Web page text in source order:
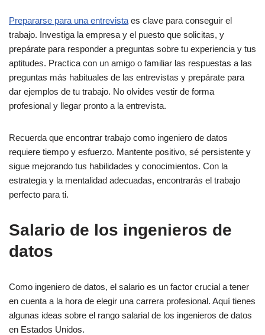
Prepararse para una entrevista es clave para conseguir el
trabajo. Investiga la empresa y el puesto que solicitas, y
prepárate para responder a preguntas sobre tu experiencia y tus
aptitudes. Practica con un amigo o familiar las respuestas a las
preguntas más habituales de las entrevistas y prepárate para
dar ejemplos de tu trabajo. No olvides vestir de forma
profesional y llegar pronto a la entrevista.
Recuerda que encontrar trabajo como ingeniero de datos
requiere tiempo y esfuerzo. Mantente positivo, sé persistente y
sigue mejorando tus habilidades y conocimientos. Con la
estrategia y la mentalidad adecuadas, encontrarás el trabajo
perfecto para ti.
Salario de los ingenieros de
datos
Como ingeniero de datos, el salario es un factor crucial a tener
en cuenta a la hora de elegir una carrera profesional. Aquí tienes
algunas ideas sobre el rango salarial de los ingenieros de datos
en Estados Unidos.